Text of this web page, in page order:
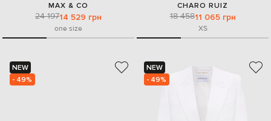
MAX & CO
24 19714 529 грн
one size
CHARO RUIZ
18 45811 065 грн
XS
NEW
- 49%
NEW
- 49%